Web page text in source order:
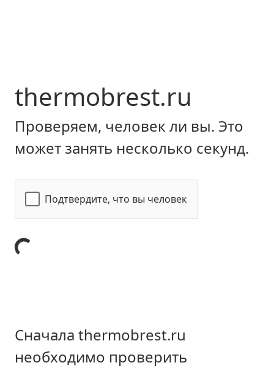
thermobrest.ru
Проверяем, человек ли вы. Это
может занять несколько секунд.
Подтвердите, что вы человек
Сначала thermobrest.ru
необходимо проверить